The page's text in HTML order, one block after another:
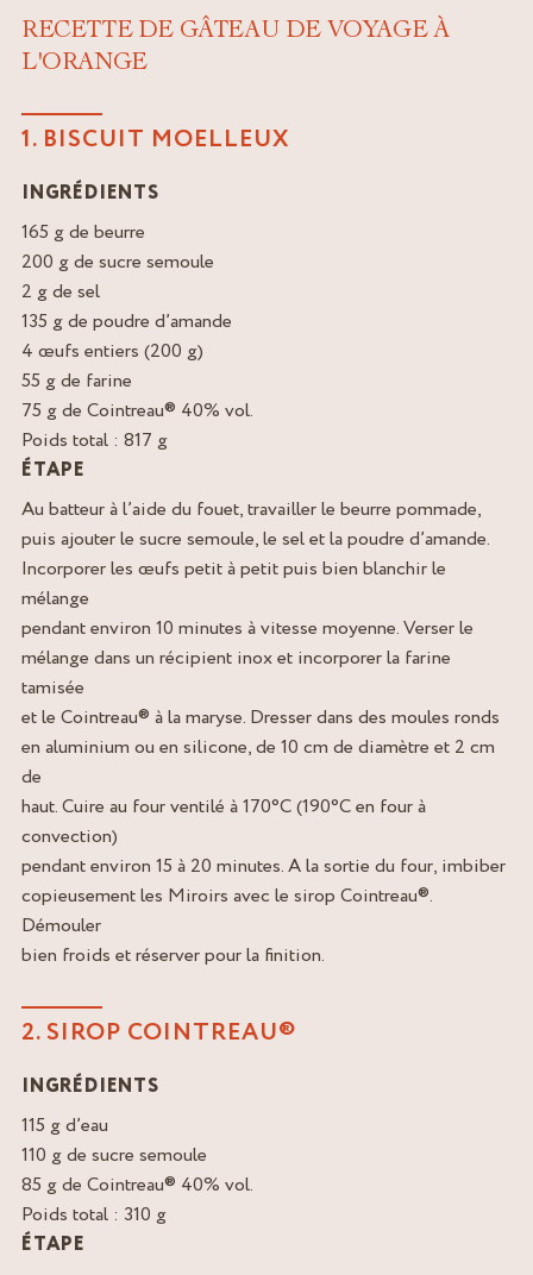
RECETTE DE GÂTEAU DE VOYAGE À
L'ORANGE
1. BISCUIT MOELLEUX
INGRÉDIENTS
165 g de beurre
200 g de sucre semoule
2 g de sel
135 g de poudre d’amande
4 œufs entiers (200 g)
55 g de farine
75 g de Cointreau® 40% vol.
Poids total : 817 g
ÉTAPE
Au batteur à l’aide du fouet, travailler le beurre pommade,
puis ajouter le sucre semoule, le sel et la poudre d’amande.
Incorporer les œufs petit à petit puis bien blanchir le
mélange
pendant environ 10 minutes à vitesse moyenne. Verser le
mélange dans un récipient inox et incorporer la farine
tamisée
et le Cointreau® à la maryse. Dresser dans des moules ronds
en aluminium ou en silicone, de 10 cm de diamètre et 2 cm
de
haut. Cuire au four ventilé à 170°C (190°C en four à
convection)
pendant environ 15 à 20 minutes. A la sortie du four, imbiber
copieusement les Miroirs avec le sirop Cointreau®.
Démouler
bien froids et réserver pour la finition.
2. SIROP COINTREAU®
INGRÉDIENTS
115 g d’eau
110 g de sucre semoule
85 g de Cointreau® 40% vol.
Poids total : 310 g
ÉTAPE